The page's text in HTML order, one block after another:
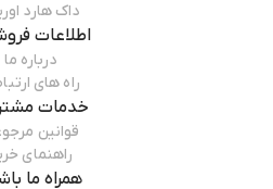
داک هارد
اطلاعات
درباره ما
راه های
خدمات
قوانین
راهنمای
همراه ما